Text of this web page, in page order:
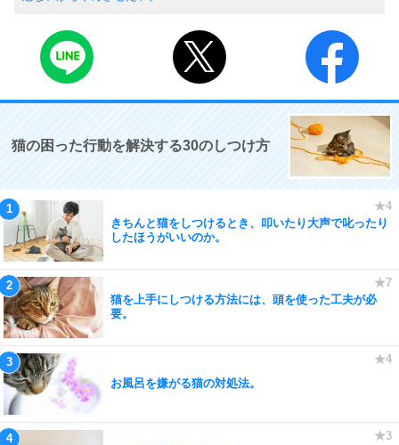
猫の困った行動を解決する30のしつけ方
きちんと猫をしつけるとき、叩いたり大声で叱ったり
したほうがいいのか。
猫を上手にしつける方法には、頭を使った工夫が必
要。
お風呂を嫌がる猫の対処法。